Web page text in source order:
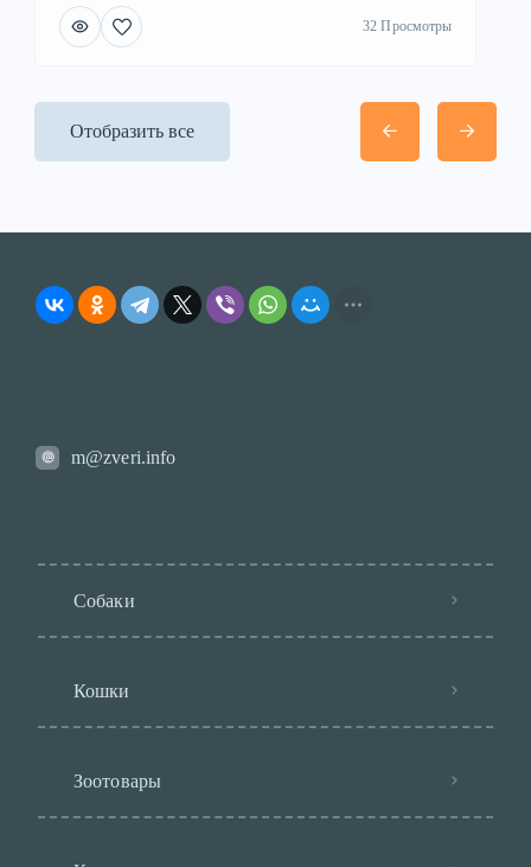
32 Просмотры
Отобразить все
m@zveri.info
Собаки
Кошки
Зоотовары